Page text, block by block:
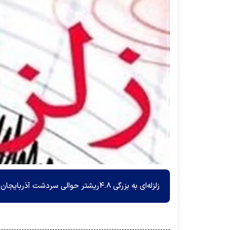
زلزله‌ای به بزرگی ۴.۸ریشتر حوالی سردشت آذربایجان غربی را لرزاند.